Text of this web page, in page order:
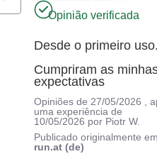
Opinião verificada
Desde o primeiro
Cumpriram as
expectativas
Opiniões de27/05/2026 ,
uma experiência de
10/05/2026 por Piotr W.
Publicado originalmente
run.at (de)